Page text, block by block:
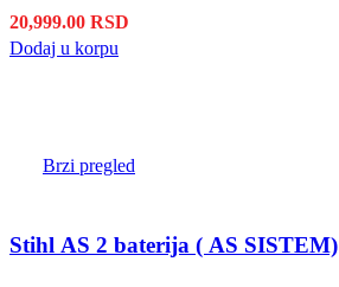
20,999.00 RSD
Dodaj u korpu
Brzi pregled
Stihl AS 2 baterija ( AS SISTEM)